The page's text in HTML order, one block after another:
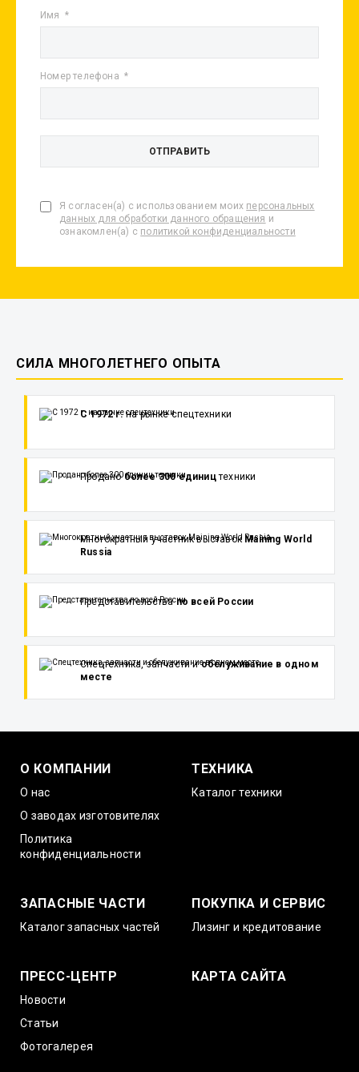
Имя
Номер телефона
Я согласен(а) с использованием моих персональных
данных для обработки данного обращения и
ознакомлен(а) с политикой конфиденциальности
СИЛА МНОГОЛЕТНЕГО ОПЫТА
С 1972 г.на рынке спецтехники
Проданоболее 300 едиництехники
Многократный участник выставок Maining World
Russia
Представительствапо всей России
Спецтехника, запчасти иобслуживание в одном
месте
О КОМПАНИИ
О нас
О заводах изготовителях
Политика
конфиденциальности
ТЕХНИКА
Каталог техники
ЗАПАСНЫЕ ЧАСТИ
Каталог запасных частей
ПОКУПКА И СЕРВИС
Лизинг и кредитование
ПРЕСС-ЦЕНТР
Новости
Статьи
Фотогалерея
КАРТА САЙТА